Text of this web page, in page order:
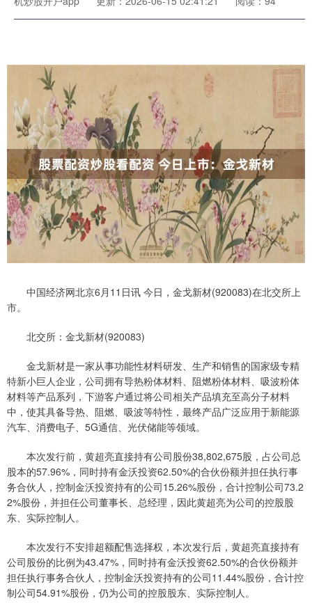
中国经济网北京6月11日讯 今日，金戈新材(920083)在北交所上
市。
北交所：金戈新材(920083)
金戈新材是一家从事功能性材料研发、生产和销售的国家级专精
特新小巨人企业，公司拥有导热粉体材料、阻燃粉体材料、吸波粉体
材料等产品系列，下游客户通过将公司相关产品填充至高分子材料
中，使其具备导热、阻燃、吸波等特性，最终产品广泛应用于新能源
汽车、消费电子、5G通信、光伏储能等领域。
本次发行前，黄超亮直接持有公司股份38,802,675股，占公司总
股本的57.96%，同时持有金沃投资62.50%的合伙份额并担任执行事
务合伙人，控制金沃投资持有的公司15.26%股份，合计控制公司73.2
2%股份，并担任公司董事长、总经理，因此黄超亮为公司的控股股
东、实际控制人。
本次发行不安排超额配售选择权，本次发行后，黄超亮直接持有
公司股份的比例为43.47%，同时持有金沃投资62.50%的合伙份额并
担任执行事务合伙人，控制金沃投资持有的公司11.44%股份，合计控
制公司54.91%股份，仍为公司的控股股东、实际控制人。